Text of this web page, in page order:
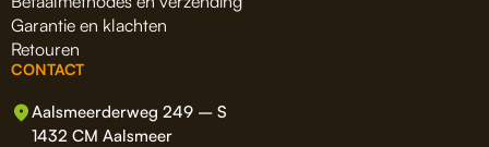
Garantie en klachten
Retouren
CONTACT
Aalsmeerderweg 249 – S
1432 CM Aalsmeer